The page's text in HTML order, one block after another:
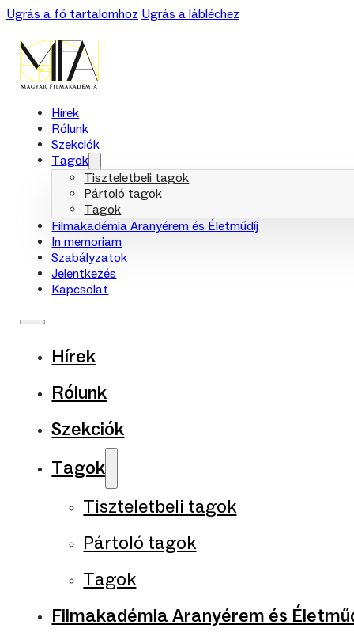
Ugrás a fő tartalomhoz Ugrás a lábléchez
Hírek
Rólunk
Szekciók
Tagok
Tiszteletbeli tagok
Pártoló tagok
Tagok
Filmakadémia Aranyérem és Életműdíj
In memoriam
Szabályzatok
Jelentkezés
Kapcsolat
Hírek
Rólunk
Szekciók
Tagok
Tiszteletbeli tagok
Pártoló tagok
Tagok
Filmakadémia Aranyérem és